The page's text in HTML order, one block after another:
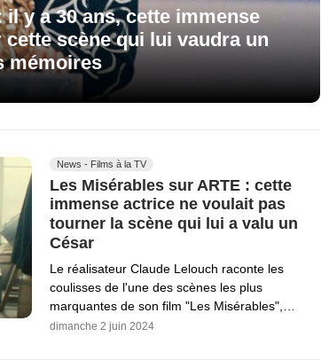
y a 30 ans, cette immense
scène qui lui vaudra un
mémoires
News - Films à la TV
Les Misérables sur ARTE : cette
immense actrice ne voulait pas
tourner la scène qui lui a valu un
César
Le réalisateur Claude Lelouch raconte les
coulisses de l'une des scènes les plus
marquantes de son film "Les Misérables",…
dimanche 2 juin 2024